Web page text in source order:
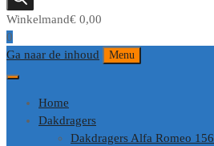
Winkelmand€ 0,00
0
Ga naar de inhoud
Menu
Home
Dakdragers
Dakdragers Alfa Romeo 156